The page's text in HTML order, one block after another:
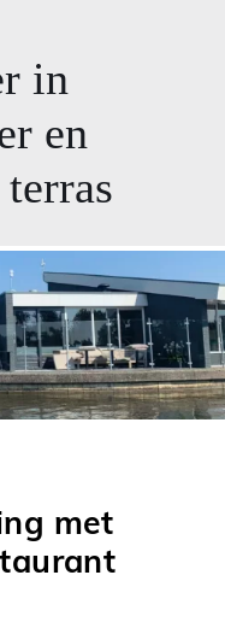
in
en
met